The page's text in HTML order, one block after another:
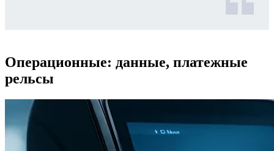
Операционные: данные, платежные
рельсы